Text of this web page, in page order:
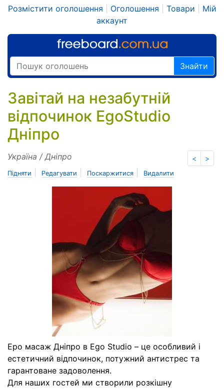
Розмістити оголошення Оголошення Товари
Мій
аккаунт
Знайти
Завітай на незабутній
відпочинок EgoStudio
Дніпро
< >
Україна / Дніпро
Підняти Редагувати Поскаржитися Видалити
Еро масаж Дніпро в Ego Studio – це особливий і
естетичний відпочинок, потужний антистрес та
гарантоване задоволення.
Для наших гостей ми створили розкішну